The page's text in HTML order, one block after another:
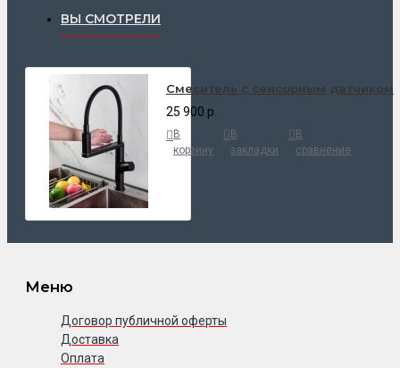
ВЫ СМОТРЕЛИ
Смеситель с сенсорным датчиком
25 900 р.
В
корзину
В
закладки
В
сравнение
Меню
Договор публичной оферты
Доставка
Оплата